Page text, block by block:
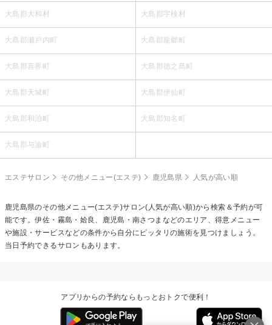
大島郡大和村 大島郡宇検村
大島郡瀬戸内町 大島郡龍郷町
大島郡喜界町 大島郡徳之島町
大島郡天城町 大島郡伊仙町
大島郡和泊町 大島郡知名町
大島郡与論町
エステサロン その他メニュー(エステ) 鹿児島県 人気が高い順
鹿児島県のその他メニュー(エステ)サロン(人気が高い順)から検索＆予約が可
能です。伊佐・霧島・姶良、鹿児島・南さつまなどのエリア、得意メニュー
や施設・サービスなどの条件から自分にピッタリの施術を見つけましょう。
当日予約できるサロンもあります。
アプリからの予約ならもっとおトクで便利！